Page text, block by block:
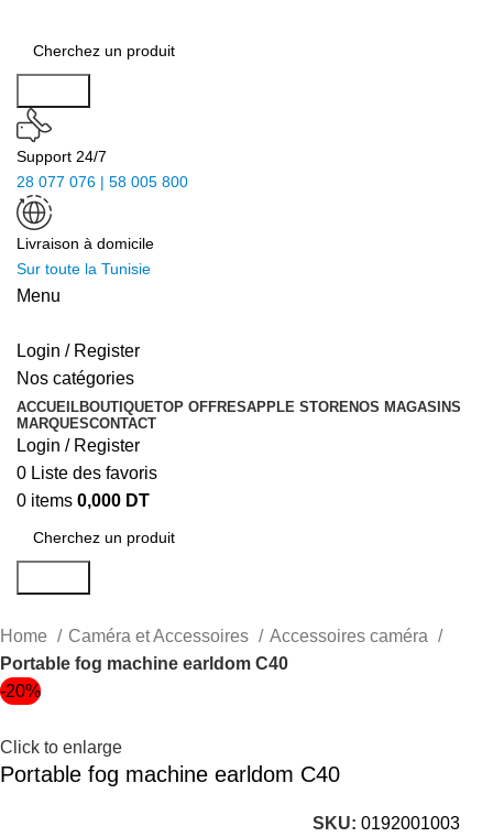
Support 24/7
28 077 076 | 58 005 800
Livraison à domicile
Sur toute la Tunisie
Menu
Login / Register
Nos catégories
ACCUEILBOUTIQUETOP OFFRESAPPLE STORENOS MAGASINS
MARQUESCONTACT
Login / Register
0 Liste des favoris
0 items 0,000 DT
Home Caméra et Accessoires
Accessoires caméra
Portable fog machine earldom C40
-20%
Click to enlarge
Portable fog machine earldom C40
SKU:0192001003